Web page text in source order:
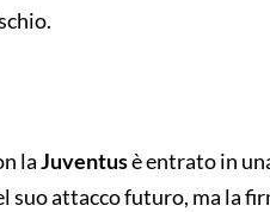
laJuventusè entrato in
suo attacco futuro, ma la